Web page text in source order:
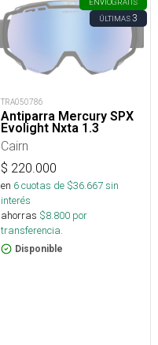
ENVÍOGRATIS
ÚLTIMAS3
TRA050786
Antiparra Mercury SPX
Evolight Nxta 1.3
Cairn
$ 220.000
en 6cuotas de $36.667sin
interés
ahorras $8.800 por
transferencia.
Disponible